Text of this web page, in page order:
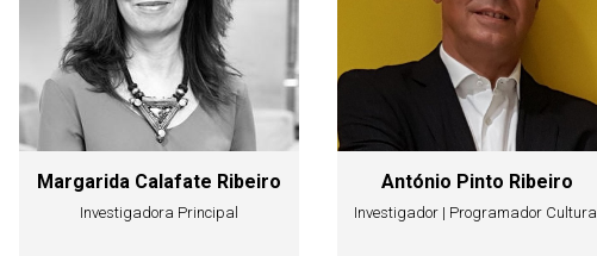
Margarida Calafate Ribeiro
Investigadora Principal
António Pinto Ribeiro
Investigador | Programador Cultural